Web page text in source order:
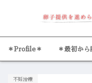
＊Profile＊ ＊最初から
不妊治療